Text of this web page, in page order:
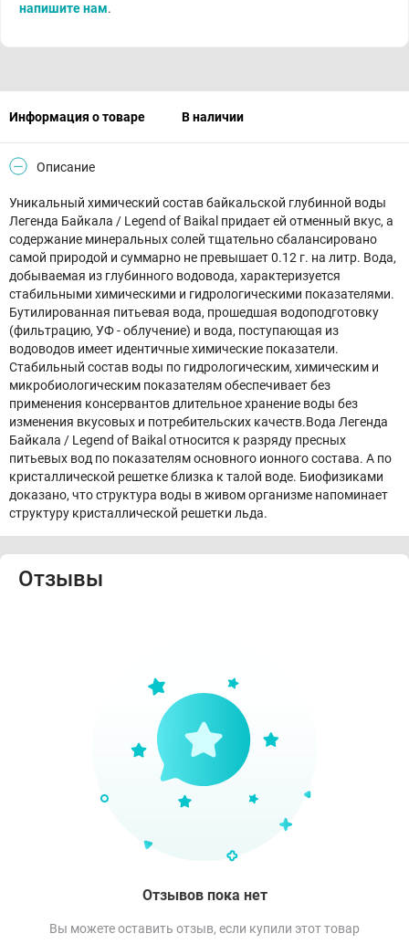
напишите нам.
Информация о товаре В наличии
Описание
Уникальный химический состав байкальской глубинной воды
Легенда Байкала / Legend of Baikal придает ей отменный вкус, а
содержание минеральных солей тщательно сбалансировано
самой природой и суммарно не превышает 0.12 г. на литр. Вода,
добываемая из глубинного водовода, характеризуется
стабильными химическими и гидрологическими показателями.
Бутилированная питьевая вода, прошедшая водоподготовку
(фильтрацию, УФ - облучение) и вода, поступающая из
водоводов имеет идентичные химические показатели.
Стабильный состав воды по гидрологическим, химическим и
микробиологическим показателям обеспечивает без
применения консервантов длительное хранение воды без
изменения вкусовых и потребительских качеств.Вода Легенда
Байкала / Legend of Baikal относится к разряду пресных
питьевых вод по показателям основного ионного состава. А по
кристаллической решетке близка к талой воде. Биофизиками
доказано, что структура воды в живом организме напоминает
структуру кристаллической решетки льда.
Отзывы
Отзывов пока нет
Вы можете оставить отзыв, если купили этот товар